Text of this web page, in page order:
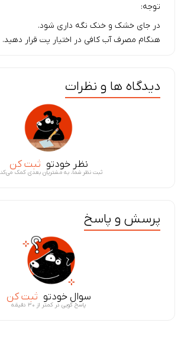
توجه:
در جای خشک و خنک نگه داری شود.
هنگام مصرف آب کافی در اختیار پت قرار دهید.
دیدگاه ها و نظرات
نظر خودتو ثبت کن
ثبت نظر شما، به مشتریان بعدی کمک
پرسش و پاسخ
سوال خودتو ثبت کن
پاسخ گویی در کمتر از ۳۰ دقیقه